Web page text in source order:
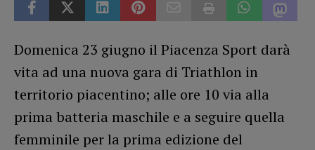
Domenica 23 giugno il Piacenza Sport darà
vita ad una nuova gara di Triathlon in
territorio piacentino; alle ore 10 via alla
prima batteria maschile e a seguire quella
femminile per la prima edizione del